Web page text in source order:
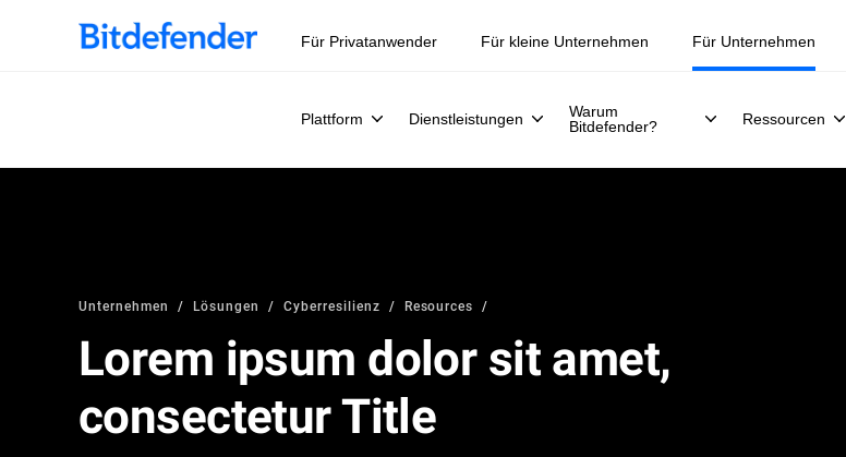
Datensouveränität in der Cybersicherheit: Live-Webinar, 30. Juli.
Für Privatanwender Für kleine Unternehmen Für Unternehmen
Plattform Dienstleistungen
Warum
Bitdefender?
Ressourcen
Unternehmen Lösungen Cyberresilienz Resources
Lorem ipsum dolor sit amet,
consectetur Title